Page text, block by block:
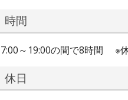
時間
7:00～19:00の間で8時間 ※
休日